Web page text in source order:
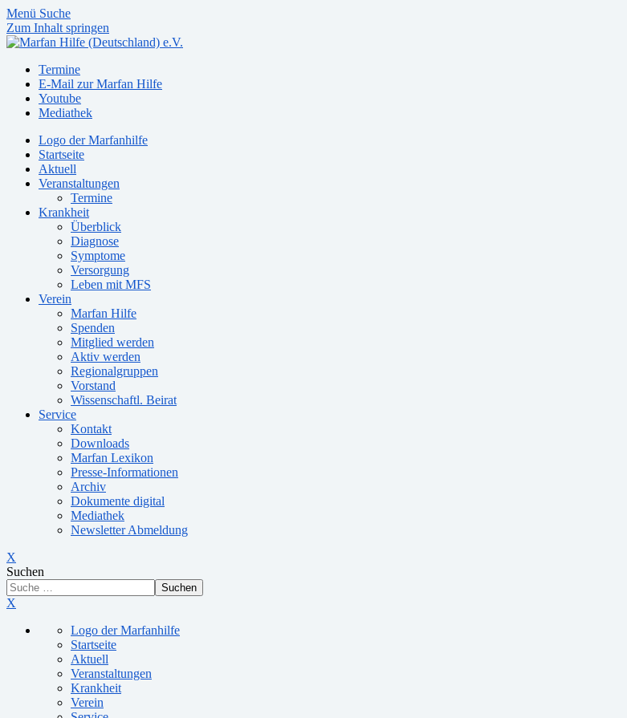
Menü Suche
Zum Inhalt springen
Termine
E-Mail zur Marfan Hilfe
Youtube
Mediathek
Logo der Marfanhilfe
Startseite
Aktuell
Veranstaltungen
Termine
Krankheit
Überblick
Diagnose
Symptome
Versorgung
Leben mit MFS
Verein
Marfan Hilfe
Spenden
Mitglied werden
Aktiv werden
Regionalgruppen
Vorstand
Wissenschaftl. Beirat
Service
Kontakt
Downloads
Marfan Lexikon
Presse-Informationen
Archiv
Dokumente digital
Mediathek
Newsletter Abmeldung
X
Suchen
Suchen
X
Logo der Marfanhilfe
Startseite
Aktuell
Veranstaltungen
Krankheit
Verein